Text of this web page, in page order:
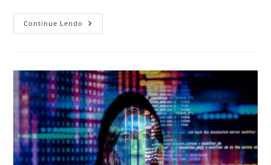
Continue Lendo Como
Se
Superendividamento